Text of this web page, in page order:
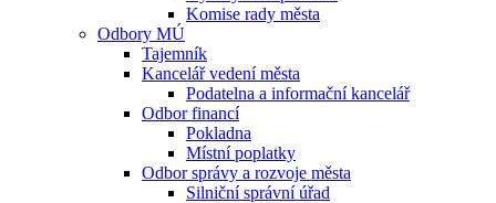
Komise rady města
Odbory MÚ
Tajemník
Kancelář vedení města
Podatelna a informační kancelář
Odbor financí
Pokladna
Místní poplatky
Odbor správy a rozvoje města
Silniční správní úřad